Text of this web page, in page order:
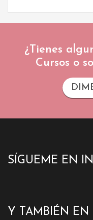
¿Tienes
Cursos o
SÍGUEME EN
Y TAMBIÉN EN